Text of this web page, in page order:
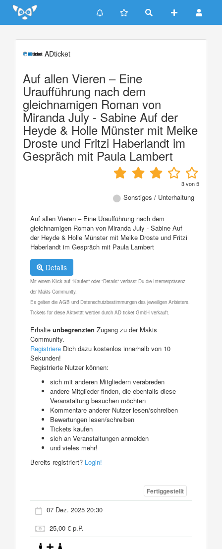
Update cookies preferences
ADticket
Auf allen Vieren – Eine
Uraufführung nach dem
gleichnamigen Roman von
Miranda July - Sabine Auf der
Heyde & Holle Münster mit Meike
Droste und Fritzi Haberlandt im
Gespräch mit Paula Lambert
3von5
Sonstiges / Unterhaltung
Auf allen Vieren – Eine Uraufführung nach dem
gleichnamigen Roman von Miranda July - Sabine Auf
der Heyde & Holle Münster mit Meike Droste und Fritzi
Haberlandt im Gespräch mit Paula Lambert
Details
Mit einem Klick auf "Kaufen" oder "Details" verlässt Du die Internetpräsenz
der Makis Community.
Es gelten die AGB und Datenschutzbestimmungen des jeweiligen Anbieters.
Tickets für diese Aktivität werden durch AD ticket GmbH verkauft.
Erhalte unbegrenzten Zugang zu der Makis
Community.
Registriere Dich dazu kostenlos innerhalb von 10
Sekunden!
Registrierte Nutzer können:
sich mit anderen Mitgliedern verabreden
andere Mitglieder finden, die ebenfalls diese
Veranstaltung besuchen möchten
Kommentare anderer Nutzer lesen/schreiben
Bewertungen lesen/schreiben
Tickets kaufen
sich an Veranstaltungen anmelden
und vieles mehr!
Bereits registriert? Login!
Fertiggestellt
07 Dez. 2025 20:30
25,00 € p.P.